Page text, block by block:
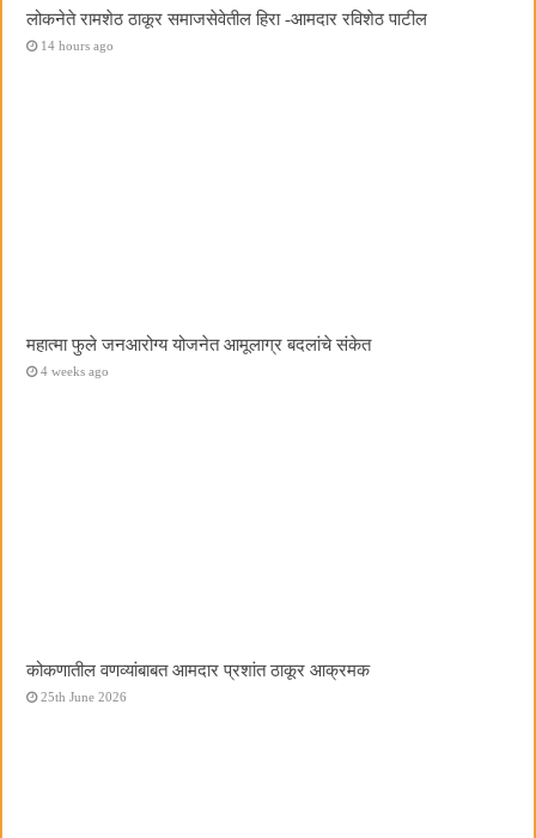
लोकनेते रामशेठ ठाकूर समाजसेवेतील हिरा -आमदार रविशेठ पाटील
14 hours ago
महात्मा फुले जनआरोग्य योजनेत आमूलाग्र बदलांचे संकेत
4 weeks ago
कोकणातील वणव्यांबाबत आमदार प्रशांत ठाकूर आक्रमक
25th June 2026